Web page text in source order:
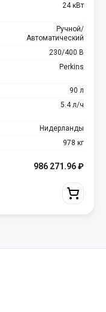
24 кВт
Ручной/
Автоматический
230/400 В
Perkins
90 л
5.4 л/ч
Нидерланды
978 кг
986 271.96₽